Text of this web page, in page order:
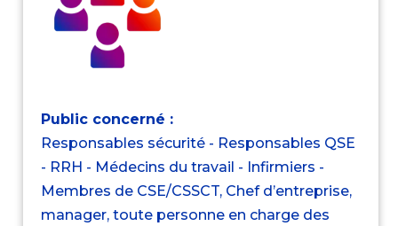
Public concerné :
Responsables sécurité - Responsables QSE
- RRH - Médecins du travail - Infirmiers -
Membres de CSE/CSSCT, Chef d’entreprise,
manager, toute personne en charge des